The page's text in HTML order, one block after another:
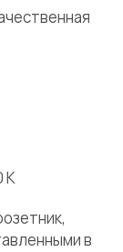
К
в